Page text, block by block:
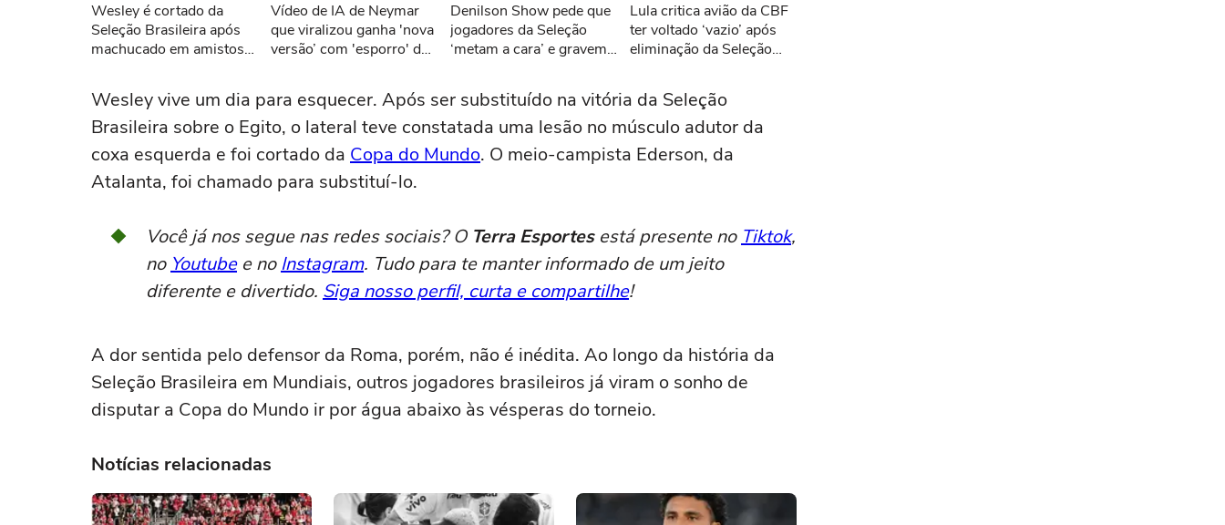
Tentar novamente
Wesley é cortado da
Seleção Brasileira após
machucado em amistoso;
Vídeo de IA de Neymar
que viralizou ganha 'nova
versão’ com 'esporro' de
Denilson Show pede que
jogadores da Seleção
‘metam a cara’ e gravem
Lula critica avião da CBF
ter voltado ‘vazio’ após
eliminação da Seleção
Wesley vive um dia para esquecer. Após ser substituído na vitória da Seleção
Brasileira sobre o Egito, o lateral teve constatada uma lesão no músculo adutor da
coxa esquerda e foi cortado da Copa do Mundo. O meio-campista Ederson, da
Atalanta, foi chamado para substituí-lo.
Você já nos segue nas redes sociais? O Terra Esportesestá presente no Tiktok,
no Youtubee noInstagram. Tudo para te manter informado de um jeito
diferente e divertido. Siga nosso perfil, curta e compartilhe!
A dor sentida pelo defensor da Roma, porém, não é inédita. Ao longo da história da
Seleção Brasileira em Mundiais, outros jogadores brasileiros já viram o sonho de
disputar a Copa do Mundo ir por água abaixo às vésperas do torneio.
Notícias relacionadas